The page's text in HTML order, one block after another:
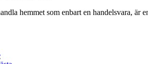
hemmet som enbart en handelsvara, är